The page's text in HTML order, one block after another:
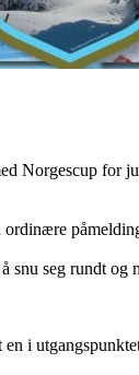
Norgescup for
ordinære
seg rundt og
i